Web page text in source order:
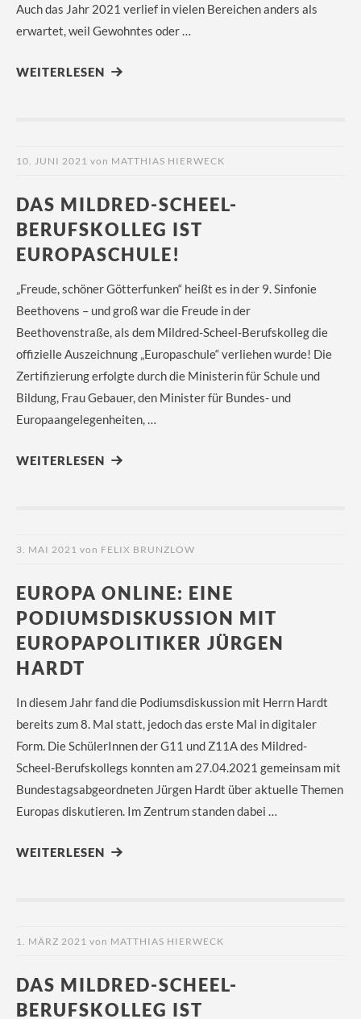
Auch das Jahr 2021 verlief in vielen Bereichen anders als
erwartet, weil Gewohntes oder …
WEITERLESEN
10. JUNI 2021 von MATTHIAS HIERWECK
DAS MILDRED-SCHEEL-
BERUFSKOLLEG IST
EUROPASCHULE!
„Freude, schöner Götterfunken“ heißt es in der 9. Sinfonie
Beethovens – und groß war die Freude in der
Beethovenstraße, als dem Mildred-Scheel-Berufskolleg die
offizielle Auszeichnung „Europaschule“ verliehen wurde! Die
Zertifizierung erfolgte durch die Ministerin für Schule und
Bildung, Frau Gebauer, den Minister für Bundes- und
Europaangelegenheiten, …
WEITERLESEN
3. MAI 2021 von FELIX BRUNZLOW
EUROPA ONLINE: EINE
PODIUMSDISKUSSION MIT
EUROPAPOLITIKER JÜRGEN
HARDT
In diesem Jahr fand die Podiumsdiskussion mit Herrn Hardt
bereits zum 8. Mal statt, jedoch das erste Mal in digitaler
Form. Die SchülerInnen der G11 und Z11A des Mildred-
Scheel-Berufskollegs konnten am 27.04.2021 gemeinsam mit
Bundestagsabgeordneten Jürgen Hardt über aktuelle Themen
Europas diskutieren. Im Zentrum standen dabei …
WEITERLESEN
1. MÄRZ 2021 von MATTHIAS HIERWECK
DAS MILDRED-SCHEEL-
BERUFSKOLLEG IST